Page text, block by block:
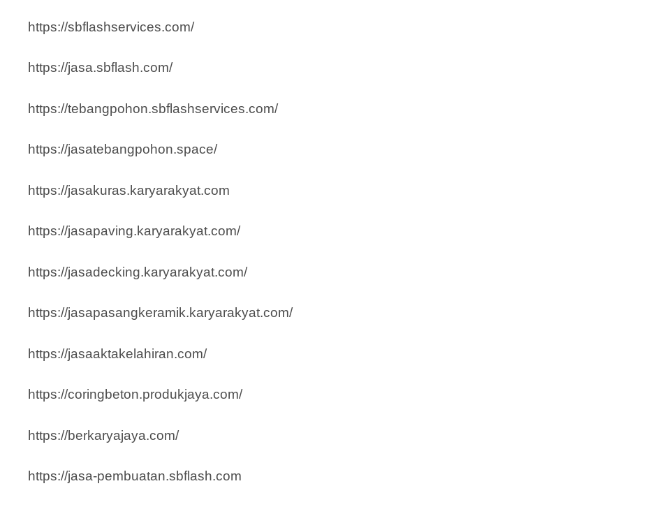
https://sbflashservices.com/
https://jasa.sbflash.com/
https://tebangpohon.sbflashservices.com/
https://jasatebangpohon.space/
https://jasakuras.karyarakyat.com
https://jasapaving.karyarakyat.com/
https://jasadecking.karyarakyat.com/
https://jasapasangkeramik.karyarakyat.com/
https://jasaaktakelahiran.com/
https://coringbeton.produkjaya.com/
https://berkaryajaya.com/
https://jasa-pembuatan.sbflash.com